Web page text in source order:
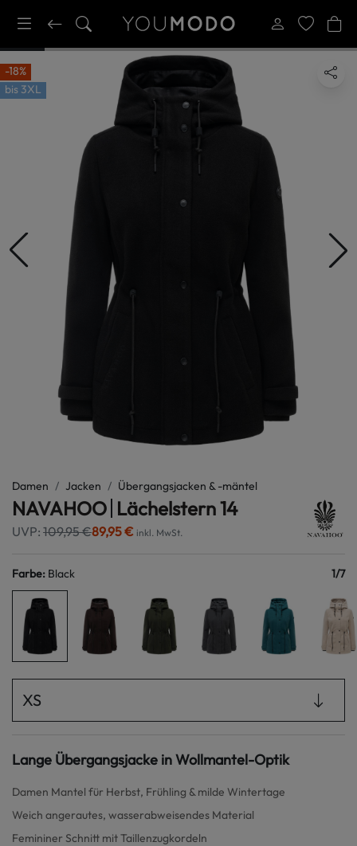
-18%
bis 3XL
Damen Jacken Übergangsjacken & -mäntel
NAVAHOO Lächelstern 14
UVP: 109,95 €89,95 € inkl. MwSt.
Farbe: Black 1/7
XS
Lange Übergangsjacke in Wollmantel-Optik
Damen Mantel für Herbst, Frühling & milde Wintertage
Weich angerautes, wasserabweisendes Material
Femininer Schnitt mit Taillenzugkordeln